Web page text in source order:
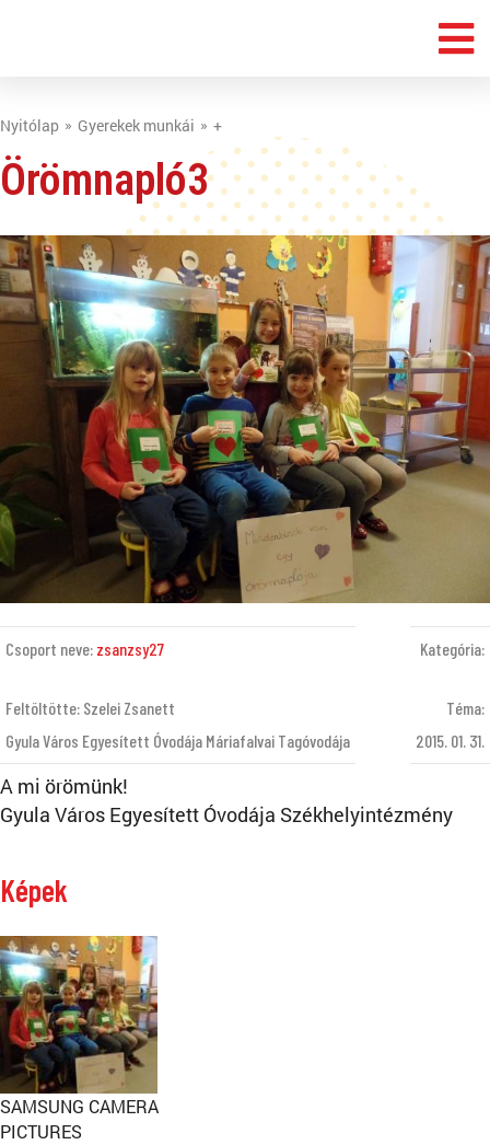
Nyitólap Gyerekek munkái +
Örömnapló3
Csoport neve: zsanzsy27
Feltöltötte: Szelei Zsanett
Gyula Város Egyesített Óvodája Máriafalvai Tagóvodája
Kategória:
Téma:
2015. 01. 31.
A mi örömünk!
Gyula Város Egyesített Óvodája Székhelyintézmény
Képek
SAMSUNG CAMERA
PICTURES